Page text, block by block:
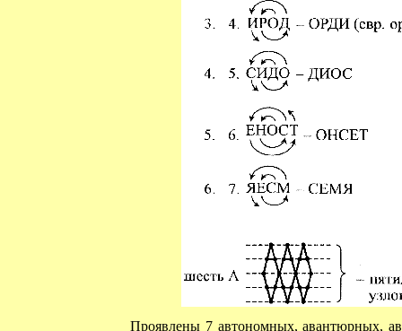
Проявлены 7 автономных, авантюрных,